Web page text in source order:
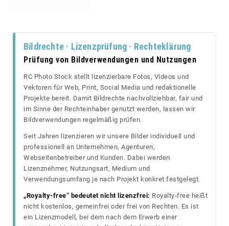
Bildrechte · Lizenzprüfung · Rechteklärung
Prüfung von Bildverwendungen und Nutzungen
RC Photo Stock stellt lizenzierbare Fotos, Videos und
Vektoren für Web, Print, Social Media und redaktionelle
Projekte bereit. Damit Bildrechte nachvollziehbar, fair und
im Sinne der Rechteinhaber genutzt werden, lassen wir
Bildverwendungen regelmäßig prüfen.
Seit Jahren lizenzieren wir unsere Bilder individuell und
professionell an Unternehmen, Agenturen,
Webseitenbetreiber und Kunden. Dabei werden
Lizenznehmer, Nutzungsart, Medium und
Verwendungsumfang je nach Projekt konkret festgelegt.
„Royalty-free“ bedeutet nicht lizenzfrei: Royalty-free heißt
nicht kostenlos, gemeinfrei oder frei von Rechten. Es ist
ein Lizenzmodell, bei dem nach dem Erwerb einer